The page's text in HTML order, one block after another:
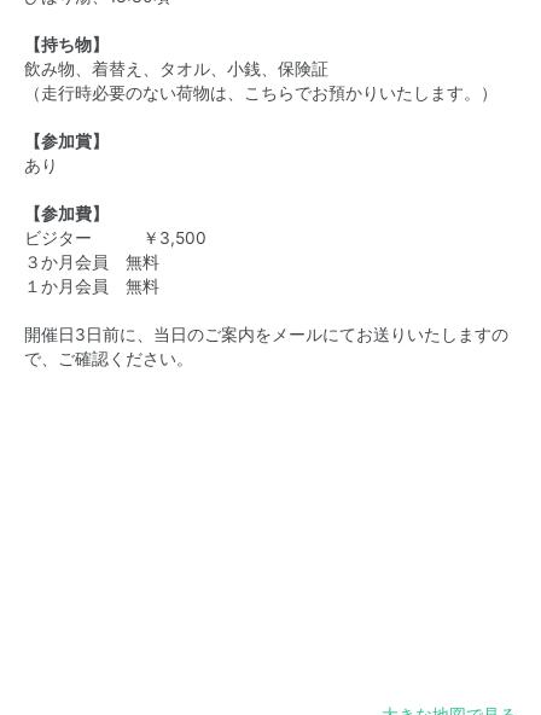
【持ち物】
飲み物、着替え、タオル、小銭、保険証
（走行時必要のない荷物は、こちらでお預かりいたします。）
【参加賞】
あり
【参加費】
ビジター ￥3,500
３か月会員 無料
１か月会員 無料
開催日3日前に、当日のご案内をメールにてお送りいたしますの
で、ご確認ください。